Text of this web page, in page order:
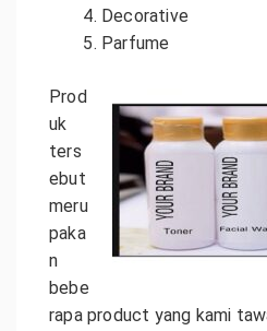
Decorative
Parfume
Prod
uk
ters
ebut
meru
paka
n
bebe
rapa product yang kami